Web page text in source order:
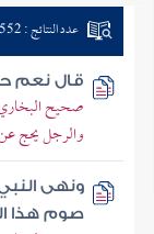
عدد النتائج : 552
قال نعم
صحيح
والرجل يحج عن
ونهى
صوم هذا